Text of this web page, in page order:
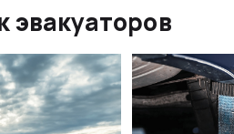
эвакуаторов